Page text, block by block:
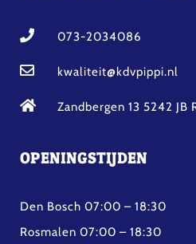
073-2034086
kwaliteit@kdvpippi.nl
Zandbergen 13 5242 JB
OPENINGSTIJDEN
Den Bosch 07:00 – 18:30
Rosmalen 07:00 – 18:30